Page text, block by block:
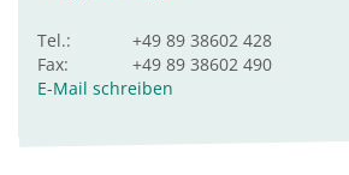
Tel.:
+49 89 38602 428
Fax:
+49 89 38602 490
E-Mail schreiben